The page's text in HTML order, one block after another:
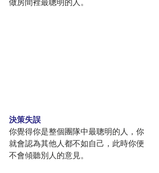
決策失誤
你覺得你是整個團隊中最聰明的人，你
就會認為其他人都不如自己，此時你便
不會傾聽別人的意見。